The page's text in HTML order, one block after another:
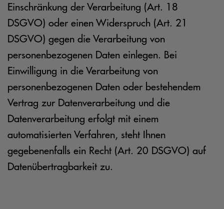
Einschränkung der Verarbeitung (Art. 18
DSGVO) oder einen Widerspruch (Art. 21
DSGVO) gegen die Verarbeitung von
personenbezogenen Daten einlegen. Bei
Einwilligung in die Verarbeitung von
personenbezogenen Daten oder bestehendem
Vertrag zur Datenverarbeitung und die
Datenverarbeitung erfolgt mit einem
automatisierten Verfahren, steht Ihnen
gegebenenfalls ein Recht (Art. 20 DSGVO) auf
Datenübertragbarkeit zu.